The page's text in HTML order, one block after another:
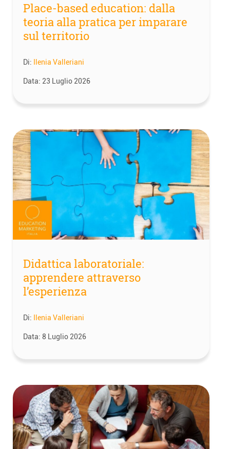
Place-based education: dalla
teoria alla pratica per imparare
sul territorio
Di: Ilenia Valleriani
Data: 23 Luglio 2026
Didattica laboratoriale:
apprendere attraverso
l’esperienza
Di: Ilenia Valleriani
Data: 8 Luglio 2026